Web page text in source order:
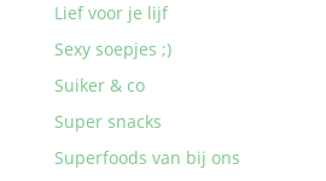
Lief voor je lijf
Sexy soepjes ;)
Suiker & co
Super snacks
Superfoods van bij ons